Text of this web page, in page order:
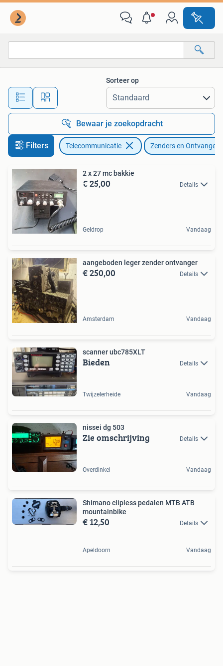
Alle afstanden…
Sorteer op
Bewaar je zoekopdracht
Filters Telecommunicatie Zenders en Ontvangers
2 x 27 mc bakkie
€ 25,00 Details
Geldrop Vandaag
aangeboden leger zender ontvanger
€ 250,00 Details
Amsterdam Vandaag
scanner ubc785XLT
Bieden Details
Twijzelerheide Vandaag
nissei dg 503
Zie omschrijving Details
Overdinkel Vandaag
Shimano clipless pedalen MTB ATB
mountainbike
€ 12,50 Details
Apeldoorn Vandaag